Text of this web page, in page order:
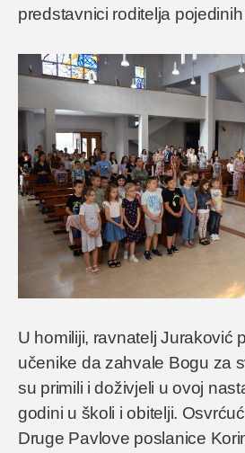
predstavnici roditelja
U homiliji, ravnatelj Juraković
učenike da zahvale Bogu za
su primili i doživjeli u ovoj
godini u školi i obitelji.
Druge Pavlove poslanice